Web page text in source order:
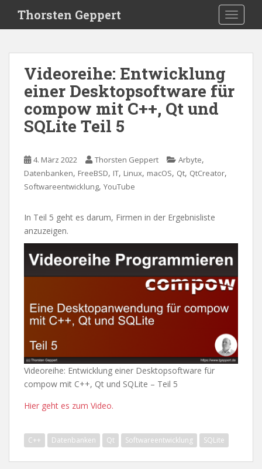
i
Thorsten Geppert
Videoreihe: Entwicklung
einer Desktopsoftware für
compow mit C++, Qt und
SQLite Teil 5
4. März 2022 Thorsten Geppert Arbyte,
Datenbanken, FreeBSD, IT, Linux, macOS, Qt, QtCreator,
Softwareentwicklung, YouTube
In Teil 5 geht es darum, Firmen in der Ergebnisliste
anzuzeigen.
Videoreihe: Entwicklung einer Desktopsoftware für
compow mit C++, Qt und SQLite – Teil 5
Hier geht es zum Video.
C++ Datenbanken Qt Softwareentwicklung SQLite